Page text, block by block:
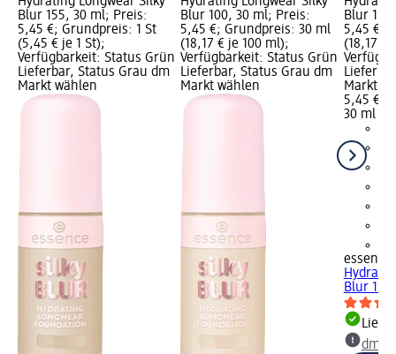
Blur 155, 30 ml; Preis:
5,45 €; Grundpreis: 1 St
(5,45 € je 1 St);
Verfügbarkeit: Status Grün
Lieferbar, Status Grau dm
Markt wählen
Blur 100, 30 ml; Preis:
5,45 €; Grundpreis: 30 ml
(18,17 € je 100 ml);
Verfügbarkeit: Status Grün
Lieferbar, Status Grau dm
Markt wählen
Blur
5,45 €;
(18,17 €
Markt
5,45 €
30 ml
essence
Blur
dm